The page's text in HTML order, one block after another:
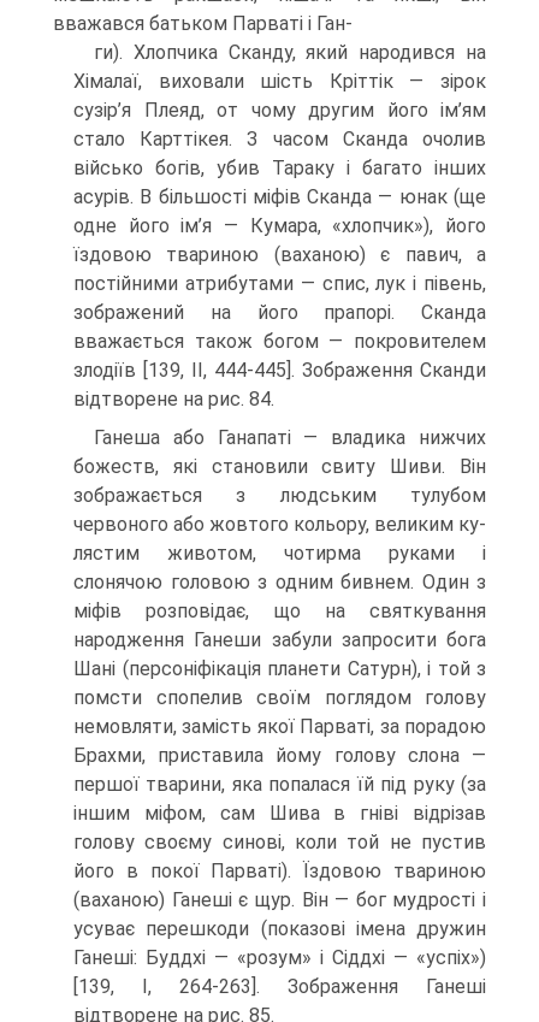
вважався батьком Парваті і Ган-
ги). Хлопчика Сканду, який народився на
Хімалаї, виховали шість Кріттік — зірок
сузір’я Плеяд, от чому другим його ім’ям
стало Карттікея. З часом Сканда очолив
військо богів, убив Тараку і багато інших
асурів. В більшості міфів Сканда — юнак (ще
одне його ім’я — Кумара, «хлопчик»), його
їздовою твариною (ваханою) є па­вич, а
постійними атрибутами — спис, лук і півень,
зображений на його прапорі. Сканда
вважається також богом — покровителем
злодіїв [139, II, 444-445]. Зобра­ження Сканди
відтворене на рис. 84.
Ганеша або Ганапаті — владика нижчих
божеств, які становили свиту Шиви. Він
зображається з людським тулубом
червоного або жовтого кольору, великим ку­
лястим животом, чотирма руками і
слонячою головою з одним бивнем. Один з
міфів розповідає, що на святкування
народження Ганеши забули запросити бога
Шані (персоніфікація планети Сатурн), і той з
помсти спопелив своїм поглядом голо­ву
немовляти, замість якої Парваті, за порадою
Брахми, приставила йому голову слона —
першої тварини, яка попалася їй під руку (за
іншим міфом, сам Шива в гніві відрізав
голову своєму синові, коли той не пустив
його в покої Парваті). Їздо­вою твариною
(ваханою) Ганеші є щур. Він — бог мудрості і
усуває перешкоди (по­казові імена дружин
Ганеші: Буддхі — «розум» і Сіддхі — «успіх»)
[139, I, 264-263]. Зображення Ганеші
відтворене на рис. 85.